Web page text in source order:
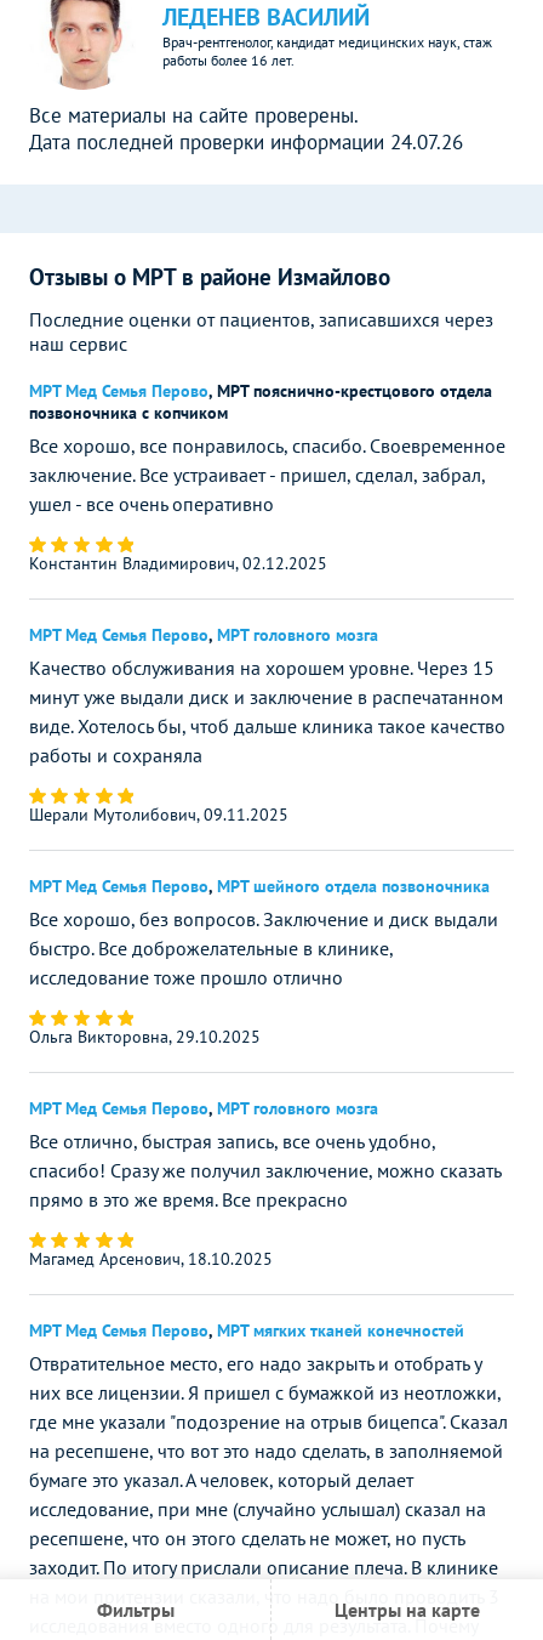
Фильтры Центры на карте
ЛЕДЕНЕВ ВАСИЛИЙ
Врач-рентгенолог, кандидат медицинских наук, стаж
работы более 16 лет.
Все материалы на сайте проверены.
Дата последней проверки информации 24.07.26
Отзывы о МРТ в районе Измайлово
Последние оценки от пациентов, записавшихся через
наш сервис
МРТ Мед Семья Перово, МРТ пояснично-крестцового отдела
позвоночника с копчиком
Все хорошо, все понравилось, спасибо. Своевременное
заключение. Все устраивает - пришел, сделал, забрал,
ушел - все очень оперативно
Константин Владимирович, 02.12.2025
МРТ Мед Семья Перово, МРТ головного мозга
Качество обслуживания на хорошем уровне. Через 15
минут уже выдали диск и заключение в распечатанном
виде. Хотелось бы, чтоб дальше клиника такое качество
работы и сохраняла
Шерали Мутолибович, 09.11.2025
МРТ Мед Семья Перово, МРТ шейного отдела позвоночника
Все хорошо, без вопросов. Заключение и диск выдали
быстро. Все доброжелательные в клинике,
исследование тоже прошло отлично
Ольга Викторовна, 29.10.2025
МРТ Мед Семья Перово, МРТ головного мозга
Все отлично, быстрая запись, все очень удобно,
спасибо! Сразу же получил заключение, можно сказать
прямо в это же время. Все прекрасно
Магамед Арсенович, 18.10.2025
МРТ Мед Семья Перово, МРТ мягких тканей конечностей
Отвратительное место, его надо закрыть и отобрать у
них все лицензии. Я пришел с бумажкой из неотложки,
где мне указали "подозрение на отрыв бицепса". Сказал
на ресепшене, что вот это надо сделать, в заполняемой
бумаге это указал. А человек, который делает
исследование, при мне (случайно услышал) сказал на
ресепшене, что он этого сделать не может, но пусть
заходит. По итогу прислали описание плеча. В клинике
на мои притензии сказали, что надо было проводить 3
исследования вместо одного для результата. Почему